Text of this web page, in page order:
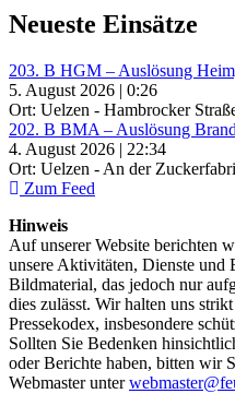
Neueste Einsätze
203. B HGM – Auslösung
5. August 2026 | 0:26
Ort: Uelzen - Hambrocker
202. B BMA – Auslösung
4. August 2026 | 22:34
Ort: Uelzen - An der
Zum Feed
Hinweis
Auf unserer Website berichten
unsere Aktivitäten, Dienste und
Bildmaterial, das jedoch nur
dies zulässt. Wir halten uns
Pressekodex, insbesondere
Sollten Sie Bedenken
oder Berichte haben, bitten wir
Webmaster unter